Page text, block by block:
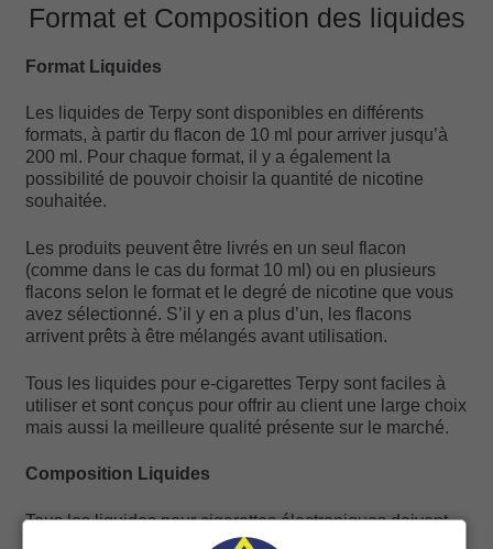
Format et Composition des liquides
Format Liquides
Les liquides de Terpy sont disponibles en différents
formats, à partir du flacon de 10 ml pour arriver jusqu’à
200 ml. Pour chaque format, il y a également la
possibilité de pouvoir choisir la quantité de nicotine
souhaitée.
Les produits peuvent être livrés en un seul flacon
(comme dans le cas du format 10 ml) ou en plusieurs
flacons selon le format et le degré de nicotine que vous
avez sélectionné. S’il y en a plus d’un, les flacons
arrivent prêts à être mélangés avant utilisation.
Tous les liquides pour e-cigarettes Terpy sont faciles à
utiliser et sont conçus pour offrir au client une large choix
mais aussi la meilleure qualité présente sur le marché.
Composition Liquides
Tous les liquides pour cigarettes électroniques doivent
être composés par les éléments suivants :